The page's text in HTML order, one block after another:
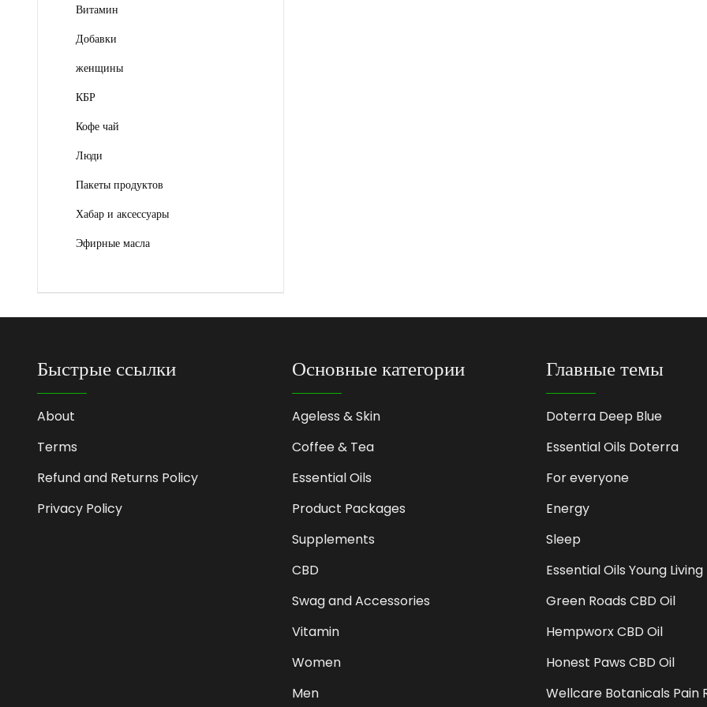
Витамин
Добавки
женщины
КБР
Кофе чай
Люди
Пакеты продуктов
Хабар и аксессуары
Эфирные масла
Быстрые ссылки
About
Terms
Refund and Returns Policy
Privacy Policy
Основные категории
Ageless & Skin
Coffee & Tea
Essential Oils
Product Packages
Supplements
CBD
Swag and Accessories
Vitamin
Women
Men
Главные темы
Doterra Deep Blue
Essential Oils Doterra
For everyone
Energy
Sleep
Essential Oils Young Living
Green Roads CBD Oil
Hempworx CBD Oil
Honest Paws CBD Oil
Wellcare Botanicals Pain